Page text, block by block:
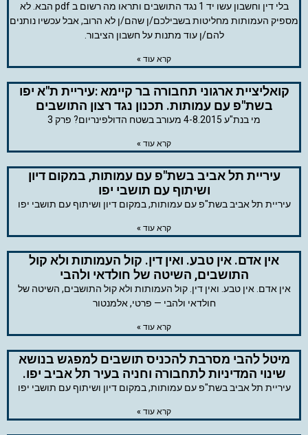
בלי דין וחשבון עשו יד 1 נגד התושבים ותראו מה רשום ב pdf הבא. לא
מספיק העמותות מחליטות בשבילכם/ן שהם/ן לא הרוב, אבל עכשיו נותנים
להם/ן עוד מתנות על חשבון הציבור.
קרא עוד »
קואליציית ארגוני תחבורה בר קיימא :עיריית ת"א יפו
בשת"פ עם עמותות. תכנון נגד רצון התושבים
מי בנת"ע 4-8.2015 מעורב בשטח הדולפינריום? פרק 3
קרא עוד »
עיריית תל אביב בשת"פ עם עמותות, במקום דיון
ושיתוף עם תושבי יפו
עיריית תל אביב בשת"פ עם עמותות, במקום דיון ושיתוף עם תושבי יפו
קרא עוד »
אין אדם. אין טבע. ואין דין. קול העמותות ולא קול
התושבים, השיטה של חולדאי ולהבי
אין אדם. אין טבע. ואין דין. קול העמותות ולא קול התושבים, השיטה של
חולדאי ולהבי — פרטי, אלמנטור
קרא עוד »
מיטל להבי מסרבת להכניס תושבים למפגש בנושא
שינוי המדיניות לתחבורה וחניה בעיר תל אביב יפו.
עיריית תל אביב בשת"פ עם עמותות, במקום דיון ושיתוף עם תושבי יפו
קרא עוד »